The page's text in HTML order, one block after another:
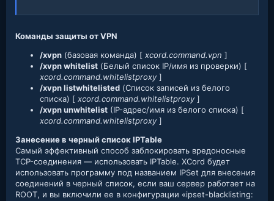
Команды защиты от VPN
/xvpn (базовая команда) [ xcord.command.vpn ]
/xvpn whitelist (Белый список IP/имя из проверки) [
xcord.command.whitelistproxy ]
/xvpn listwhitelisted (Список записей из белого
списка) [ xcord.command.whitelistproxy ]
/xvpn unwhitelist (IP-адрес/имя из белого списка) [
xcord.command.whitelistproxy ]
Занесение в черный список IPTable
Самый эффективный способ заблокировать вредоносные
TCP-соединения — использовать IPTable. XCord будет
использовать программу под названием IPSet для внесения
соединений в черный список, если ваш сервер работает на
ROOT, и вы включили ее в конфигурации «ipset-blacklisting: